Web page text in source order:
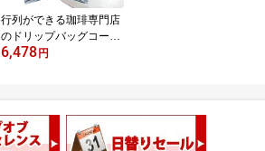
行列ができる珈琲専門店
のドリップバッグコーヒ
ー 7つの味が楽しめる合
6,478 円